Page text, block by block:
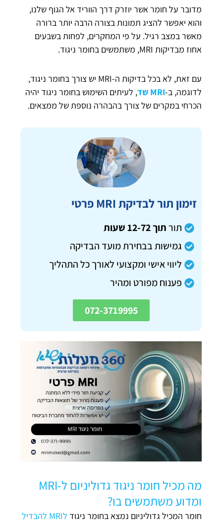
מדובר על חומר אשר יוזרק דרך הווריד אל הגוף שלנו,
והוא יאפשר להציג תמונות בצורה הרבה יותר ברורה
מאשר במצב רגיל. על פי המחקרים, לפחות בשבעים
אחוז מבדיקות MRI, משתמשים בחומר ניגוד.
עם זאת, לא בכל בדיקות ה-MRI יש צורך בחומר ניגוד,
לדוגמה, ב-MRI שד
, לעיתים השימוש בחומר ניגוד יהיה
הכרחי במקרים של צורך בהבהרה נוספת של ממצאים.
זימון תור לבדיקת MRI פרטי
תורתוך 12-72 שעות
גמישות בבחירת מועד הבדיקה
ליווי אישי ומקצועי לאורך כל התהליך
פענוח מפורט ומהיר
072-3719995
מה מכיל חומר ניגוד גדוליניום ל-MRI
ומדוע משתמשים בו?
חומר המכיל גדוליניום נמצא בחומר ניגוד
לMRI להבדיל